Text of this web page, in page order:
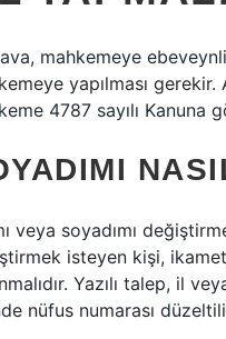
mahkemeye
yapılması
4787 sayılı Kanuna
veya soyadımı
isteyen kişi,
Yazılı talep, il
nüfus numarası